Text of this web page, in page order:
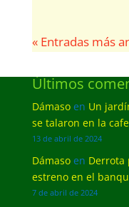
« Entradas más
Últimos
Dámasoen Un
se talaron en la
13 de abril de 2024
Dámasoen Derrota
estreno en el
7 de abril de 2024